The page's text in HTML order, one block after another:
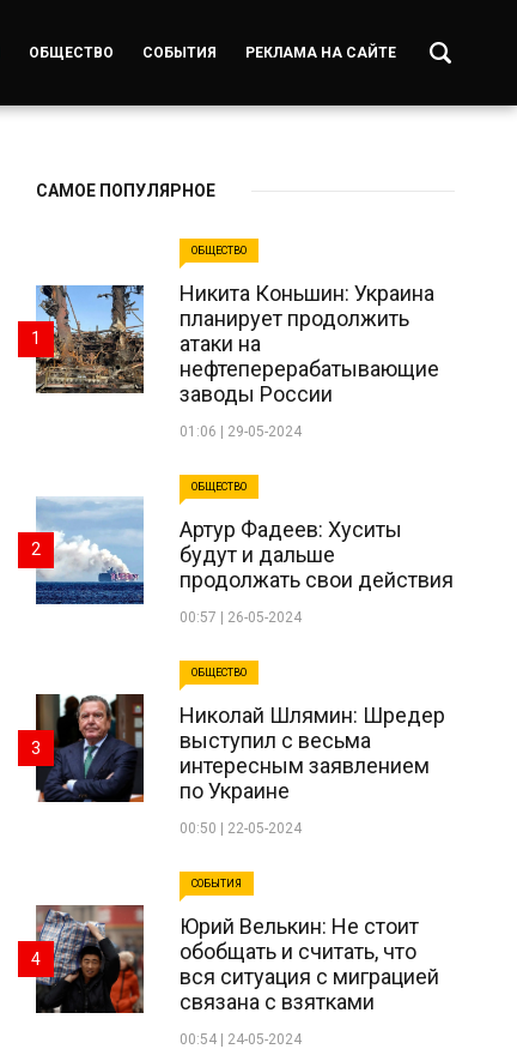
ОБЩЕСТВО СОБЫТИЯ РЕКЛАМА НА САЙТЕ
САМОЕ ПОПУЛЯРНОЕ
ОБЩЕСТВО
Никита Коньшин: Украина
планирует продолжить
атаки на
нефтеперерабатывающие
заводы России
01:06 | 29-05-2024
1
ОБЩЕСТВО
Артур Фадеев: Хуситы
будут и дальше
продолжать свои действия
00:57 | 26-05-2024
2
ОБЩЕСТВО
Николай Шлямин: Шредер
выступил с весьма
интересным заявлением
по Украине
00:50 | 22-05-2024
3
СОБЫТИЯ
Юрий Велькин: Не стоит
обобщать и считать, что
вся ситуация с миграцией
связана с взятками
00:54 | 24-05-2024
4